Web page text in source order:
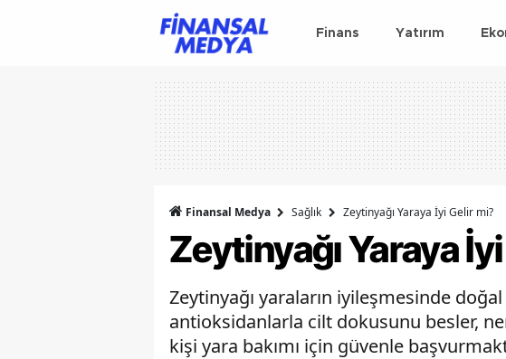
Finans Yatırım
Finansal Medya Sağlık Zeytinyağı Yaraya İyi Gelir mi?
Zeytinyağı Yaraya
Zeytinyağı yaraların iyileşmesinde
antioksidanlarla cilt dokusunu besler,
kişi yara bakımı için güvenle